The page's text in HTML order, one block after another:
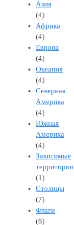
Азия
(4)
Африка
(4)
Европа
(4)
Океания
(4)
Северная
Америка
(4)
Южная
Америка
(4)
Зависимые
территории
(1)
Столицы
(7)
Флаги
(8)